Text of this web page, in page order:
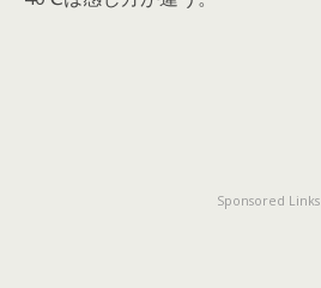
Sponsored Links